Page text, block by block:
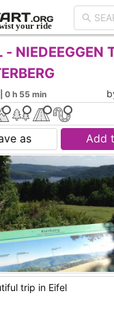
TOUR
- NIEDEEGGEN
0 h 55 min
as Add
trip in Eifel